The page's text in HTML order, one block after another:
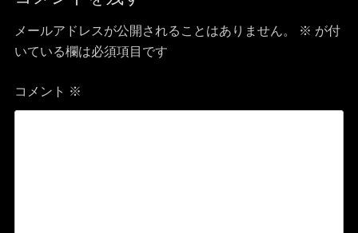
ビ
ゲ
ー
シ
メールアドレスが公開されることはありません。 ※ が付
いている欄は必須項目です
コメント ※